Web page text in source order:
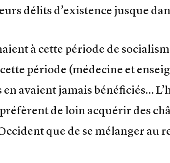
délits d’existence jusque
à cette période de
période (médecine et
en avaient jamais bénéficiés…
de loin acquérir des
que de se mélanger au